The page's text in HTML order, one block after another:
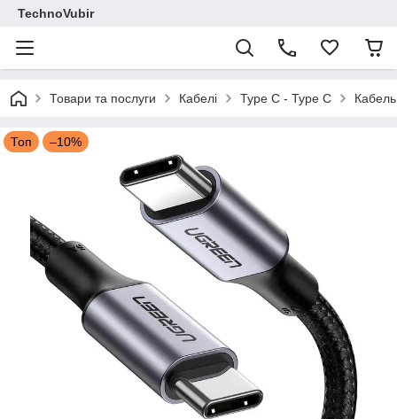
TechnoVubir
Товари та послуги Кабелі Type C - Type C
Топ –10%